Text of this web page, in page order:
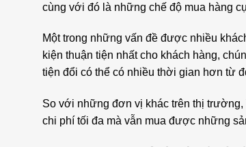
cùng với đó là những chế độ mua hàng
Một trong những vấn đề được nhiều
kiện thuận tiện nhất cho khách hàng,
tiện đổi có thể có nhiều thời gian hơn từ
So với những đơn vị khác trên thị
chi phí tối đa mà vẫn mua được những